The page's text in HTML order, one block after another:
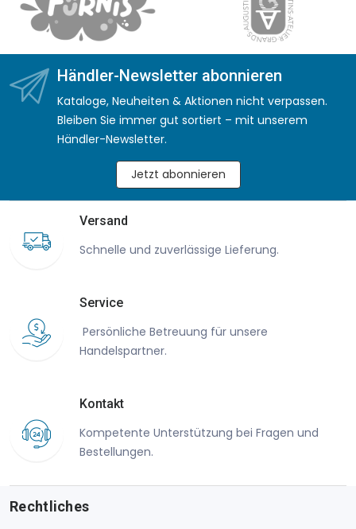
Händler-Newsletter abonnieren
Kataloge, Neuheiten & Aktionen nicht verpassen.
Bleiben Sie immer gut sortiert – mit unserem
Händler-Newsletter.
Jetzt abonnieren
Versand
Schnelle und zuverlässige Lieferung.
Service
Persönliche Betreuung für unsere
Handelspartner.
Kontakt
Kompetente Unterstützung bei Fragen und
Bestellungen.
Rechtliches